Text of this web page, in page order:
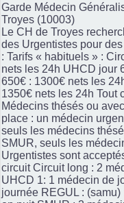
Garde Médecin
Troyes (10003)
Le CH de Troyes
des Urgentistes pour
: Tarifs « habituels » :
nets les 24h UHCD jour
650€ : 1300€ nets les
1350€ nets les 24h Tout
Médecins thésés ou
place : un médecin
seuls les médecins
SMUR, seuls les
Urgentistes sont
circuit Circuit long : 2
UHCD 1: 1 médecin de
journée REGUL :